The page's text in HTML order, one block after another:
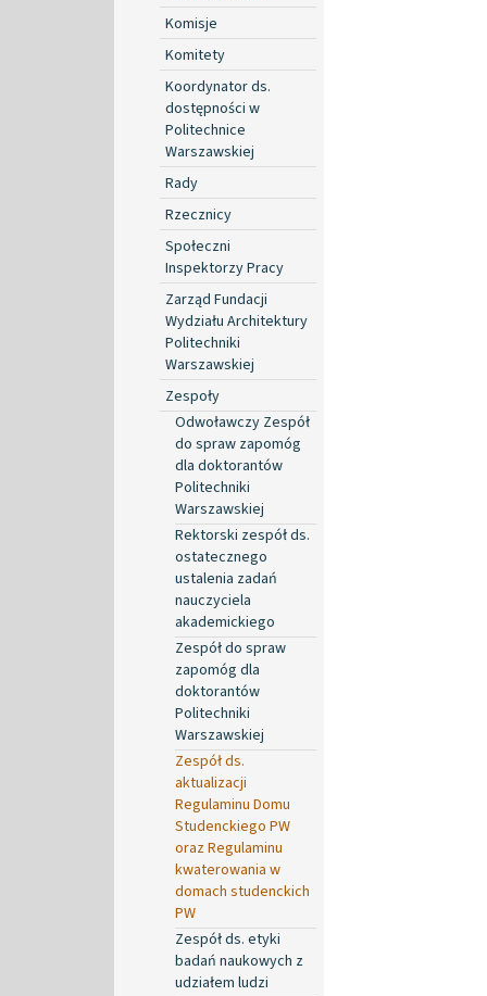
Komisje
Komitety
Koordynator ds.
dostępności w
Politechnice
Warszawskiej
Rady
Rzecznicy
Społeczni
Inspektorzy Pracy
Zarząd Fundacji
Wydziału Architektury
Politechniki
Warszawskiej
Zespoły
Odwoławczy Zespół
do spraw zapomóg
dla doktorantów
Politechniki
Warszawskiej
Rektorski zespół ds.
ostatecznego
ustalenia zadań
nauczyciela
akademickiego
Zespół do spraw
zapomóg dla
doktorantów
Politechniki
Warszawskiej
Zespół ds.
aktualizacji
Regulaminu Domu
Studenckiego PW
oraz Regulaminu
kwaterowania w
domach studenckich
PW
Zespół ds. etyki
badań naukowych z
udziałem ludzi